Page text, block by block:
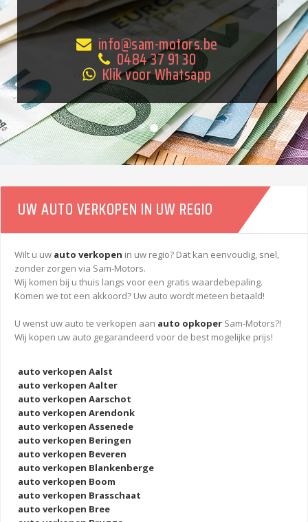
info@sam-motors.be
0484 37 91 30
Klik voor Whatsapp
UW AUTO VERKOPEN IN UW REGIO
Wilt u uw auto verkopen in uw regio? Dat kan eenvoudig, snel,
zonder zorgen via Sam-Motors.
Wij komen bij u thuis langs voor een gratis waardebepaling.
Komen we tot een akkoord? Uw auto wordt meteen betaald!
U wenst uw auto te verkopen aan auto opkoper Sam-Motors?!
Wij kopen uw auto gegarandeerd voor de best mogelijke prijs!
auto verkopen Aalst
auto verkopen Aalter
auto verkopen Aarschot
auto verkopen Arendonk
auto verkopen Assenede
auto verkopen Beringen
auto verkopen Beveren
auto verkopen Blankenberge
auto verkopen Boom
auto verkopen Brasschaat
auto verkopen Bree